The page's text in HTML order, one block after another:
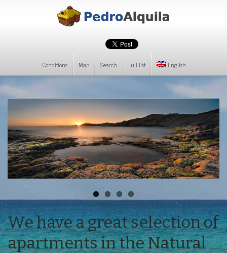
Conditions Map Search Full list English
We have a great selection of
apartments in the Natural